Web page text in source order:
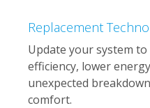
Replacement
Update your system
efficiency, lower
unexpected
comfort.